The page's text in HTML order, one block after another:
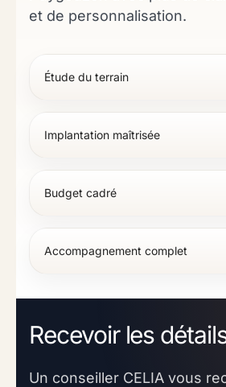
et de personnalisation.
Étude du terrain
Implantation maîtrisée
Budget cadré
Accompagnement complet
Recevoir les
Un conseiller CELIA vous